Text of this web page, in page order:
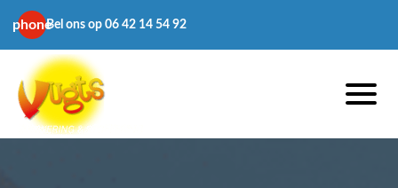
phoneBel ons op 06 42 14 54 92